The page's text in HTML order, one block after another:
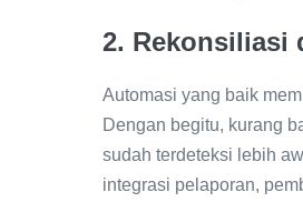
2. Rekonsiliasi
Automasi yang baik
Dengan begitu, kurang
sudah terdeteksi lebih
integrasi pelaporan,